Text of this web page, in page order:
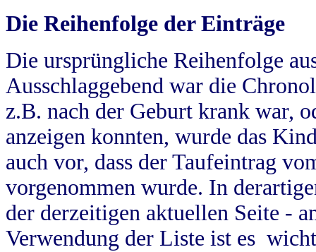
Die Reihenfolge der Einträge
Die ursprüngliche Reihenfolge
Ausschlaggebend war die
z.B. nach der Geburt krank war,
anzeigen konnten, wurde das
auch vor, dass der Taufeintrag
vorgenommen wurde. In
der derzeitigen aktuellen Seite -
Verwendung der Liste ist es